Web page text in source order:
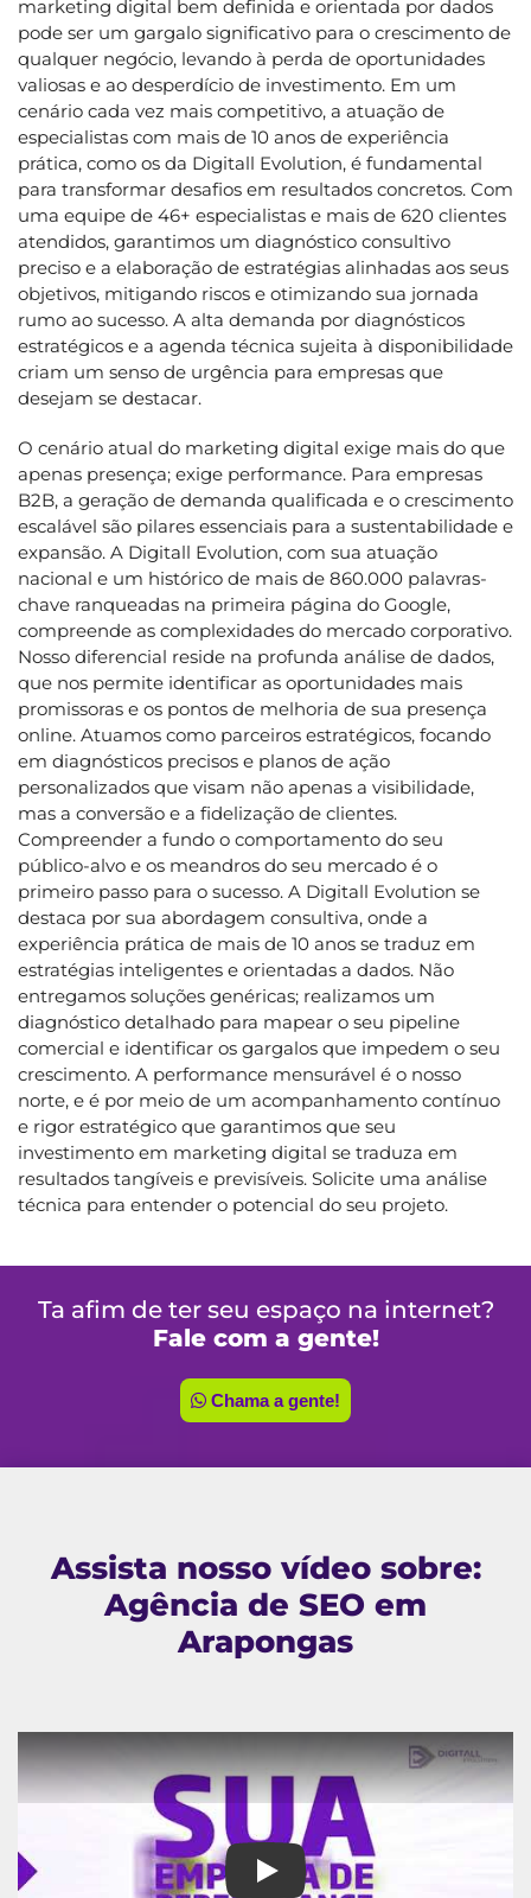
marketing digital bem definida e orientada por dados
pode ser um gargalo significativo para o crescimento de
qualquer negócio, levando à perda de oportunidades
valiosas e ao desperdício de investimento. Em um
cenário cada vez mais competitivo, a atuação de
especialistas com mais de 10 anos de experiência
prática, como os da Digitall Evolution, é fundamental
para transformar desafios em resultados concretos. Com
uma equipe de 46+ especialistas e mais de 620 clientes
atendidos, garantimos um diagnóstico consultivo
preciso e a elaboração de estratégias alinhadas aos seus
objetivos, mitigando riscos e otimizando sua jornada
rumo ao sucesso. A alta demanda por diagnósticos
estratégicos e a agenda técnica sujeita à disponibilidade
criam um senso de urgência para empresas que
desejam se destacar.
O cenário atual do marketing digital exige mais do que
apenas presença; exige performance. Para empresas
B2B, a geração de demanda qualificada e o crescimento
escalável são pilares essenciais para a sustentabilidade e
expansão. A Digitall Evolution, com sua atuação
nacional e um histórico de mais de 860.000 palavras-
chave ranqueadas na primeira página do Google,
compreende as complexidades do mercado corporativo.
Nosso diferencial reside na profunda análise de dados,
que nos permite identificar as oportunidades mais
promissoras e os pontos de melhoria de sua presença
online. Atuamos como parceiros estratégicos, focando
em diagnósticos precisos e planos de ação
personalizados que visam não apenas a visibilidade,
mas a conversão e a fidelização de clientes.
Compreender a fundo o comportamento do seu
público-alvo e os meandros do seu mercado é o
primeiro passo para o sucesso. A Digitall Evolution se
destaca por sua abordagem consultiva, onde a
experiência prática de mais de 10 anos se traduz em
estratégias inteligentes e orientadas a dados. Não
entregamos soluções genéricas; realizamos um
diagnóstico detalhado para mapear o seu pipeline
comercial e identificar os gargalos que impedem o seu
crescimento. A performance mensurável é o nosso
norte, e é por meio de um acompanhamento contínuo
e rigor estratégico que garantimos que seu
investimento em marketing digital se traduza em
resultados tangíveis e previsíveis. Solicite uma análise
técnica para entender o potencial do seu projeto.
Ta afim de ter seu espaço na internet?
Fale com a gente!
Chama a gente!
Assista nosso vídeo sobre:
Agência de SEO em
Arapongas
Agência de SEO em